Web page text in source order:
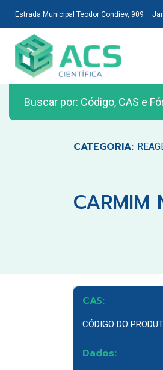
Estrada Municipal Teodor Condiev, 909 –
CATEGORIA:
CARMIM
CAS:
CÓDIGO DO
Dados: